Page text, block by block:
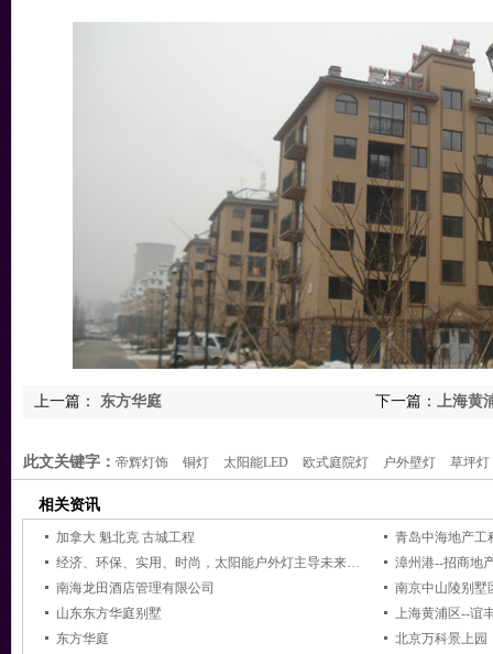
下一篇： 上海黄
上一篇： 东方华庭
此文关键字： 帝辉灯饰 铜灯 太阳能LED 欧式庭院灯 户外壁灯 草坪灯
相关资讯
加拿大 魁北克 古城工程
青岛中海地产工
经济、环保、实用、时尚，太阳能户外灯主导未来黑夜
漳州港--招商地
南海龙田酒店管理有限公司
南京中山陵别墅
山东东方华庭别墅
上海黄浦区--谊
东方华庭
北京万科景上园